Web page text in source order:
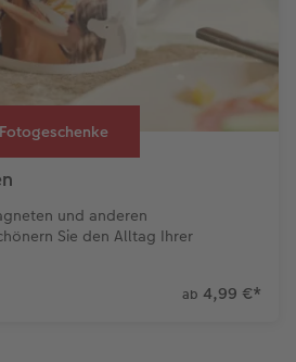
Fotogeschenke
und anderen
Sie den Alltag Ihrer
ab 4,99 €*